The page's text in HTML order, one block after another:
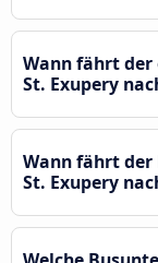
Wann fährt der
St. Exupery
Wann fährt der
St. Exupery